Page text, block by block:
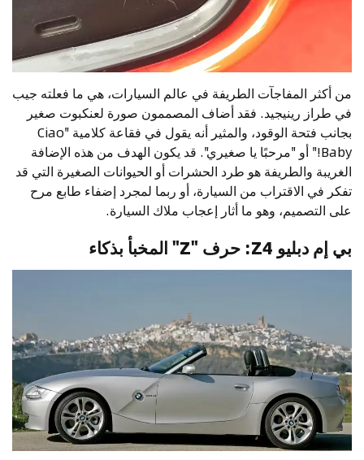
من أكثر المفاجآت الطريفة في عالم السيارات، هي ما فعلته جيب
في طراز رينيجيد. فقد أضاف المصممون صورة لعنكبوت صغير
بجانب فتحة الوقود، والمثير أنه يقول في فقاعة كلامية "Ciao
Baby!" أو "مرحبًا يا صغيري". قد يكون الهدف من هذه الإضافة
الغريبة والطريفة هو طرد الحشرات أو الحيوانات الصغيرة التي قد
تفكر في الاقتراب من السيارة، أو ربما لمجرد إضفاء طابع مرح
على التصميم، وهو ما أثار إعجاب ملاك السيارة.
بي إم دبليو Z4: حرف "Z" المخبأ بذكاء